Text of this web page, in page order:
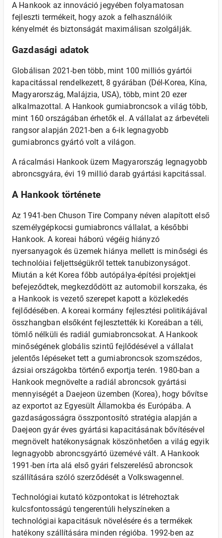
A Hankook az innováció jegyében folyamatosan
fejleszti termékeit, hogy azok a felhasználóik
kényelmét és biztonságát maximálisan szolgálják.
Gazdasági adatok
Globálisan 2021-ben több, mint 100 milliós gyártói
kapacitással rendelkezett, 8 gyárában (Dél-Korea, Kína,
Magyarország, Malájzia, USA), több, mint 20 ezer
alkalmazottal. A Hankook gumiabroncsok a világ több,
mint 160 országában érhetők el. A vállalat az árbevételi
rangsor alapján 2021-ben a 6-ik legnagyobb
gumiabroncs gyártó volt a világon.
A rácalmási Hankook üzem Magyarország legnagyobb
abroncsgyára, évi 19 millió darab gyártási kapcitással.
A Hankook története
Az 1941-ben Chuson Tire Company néven alapított első
személygépkocsi gumiabroncs vállalat, a későbbi
Hankook. A koreai háború végéig hiányzó
nyersanyagok és üzemek hiánya mellett is minőségi és
technolóiai feljettségükről tettek tanubizonyságot.
Miután a két Korea főbb autópálya-építési projektjei
befejeződtek, megkezdődött az automobil korszaka, és
a Hankook is vezető szerepet kapott a közlekedés
fejlődésében. A koreai kormány fejlesztési politikájával
összhangban elsőként fejlesztették ki Koreában a téli,
tömlő nélküli és radiál gumiabroncsokat. A Hankook
minőségének globális szintű fejlődésével a vállalat
jelentős lépéseket tett a gumiabroncsok szomszédos,
ázsiai országokba történő exportja terén. 1980-ban a
Hankook megnövelte a radiál abroncsok gyártási
mennyiségét a Daejeon üzemben (Korea), hogy bővítse
az exportot az Egyesült Államokba és Európába. A
gazdaságosságra összpontosító stratégia alapján a
Daejeon gyár éves gyártási kapacitásának bővítésével
megnövelt hatékonyságnak köszönhetően a világ egyik
legnagyobb abroncsgyártó üzemévé vált. A Hankook
1991-ben írta alá első gyári felszerelésű abroncsok
szállítására szóló szerződését a Volkswagennel.
Technológiai kutató központokat is létrehoztak
kulcsfontosságú tengerentúli helyszíneken a
technológiai kapacitásuk növelésére és a termékek
hatékony szállítására minden régióba. 1992-ben az